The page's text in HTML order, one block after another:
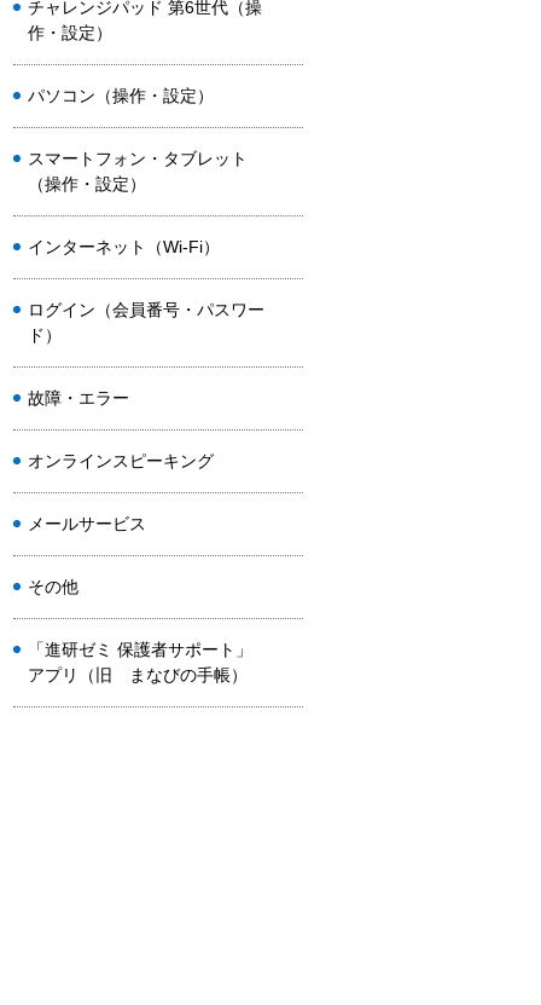
チャレンジパッド 第6世代（操
作・設定）
パソコン（操作・設定）
スマートフォン・タブレット
（操作・設定）
インターネット（Wi-Fi）
ログイン（会員番号・パスワー
ド）
故障・エラー
オンラインスピーキング
メールサービス
その他
「進研ゼミ 保護者サポート」
アプリ（旧 まなびの手帳）